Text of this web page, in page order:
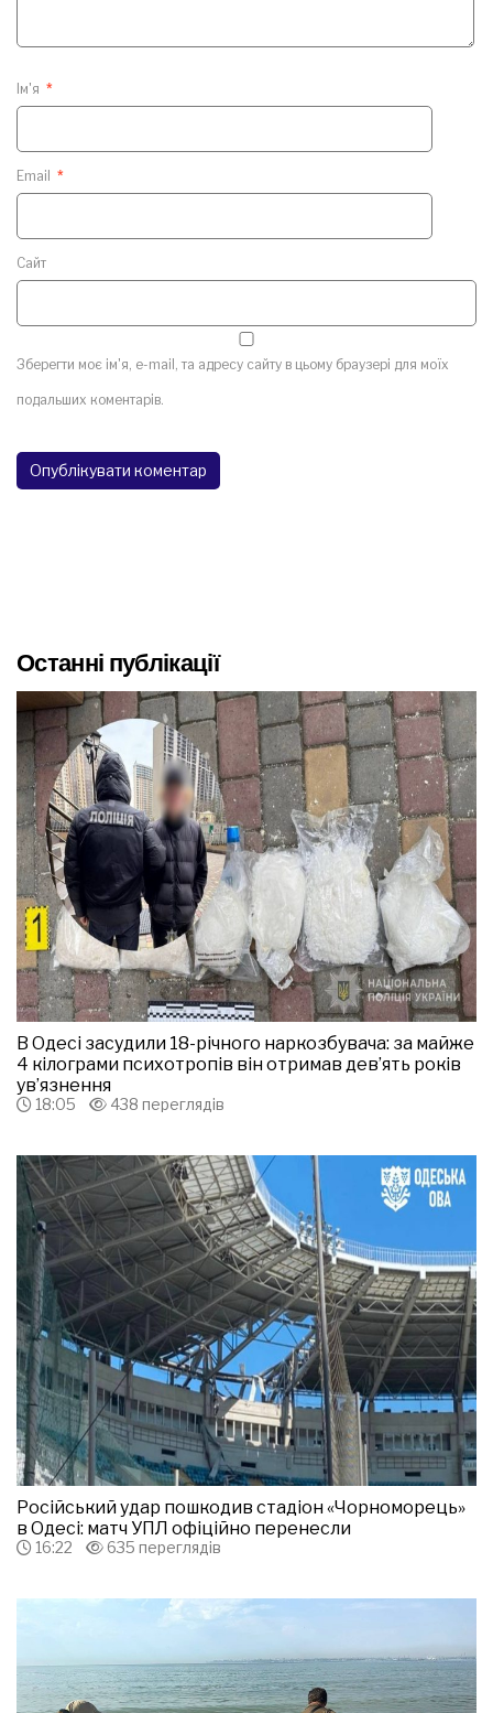
Ім'я *
Email *
Сайт
Зберегти моє ім'я, e-mail, та адресу сайту в цьому браузері для моїх
подальших коментарів.
Останні публікації
В Одесі засудили 18-річного наркозбувача: за майже
4 кілограми психотропів він отримав дев’ять років
ув’язнення
18:05 438 переглядів
Російський удар пошкодив стадіон «Чорноморець»
в Одесі: матч УПЛ офіційно перенесли
16:22 635 переглядів